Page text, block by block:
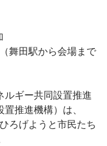
舞田駅から会場まで
ルギー共同設置推進
推進機構）は、
ろげようと市民たち